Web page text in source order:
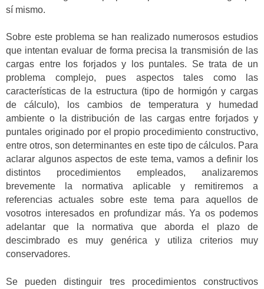
sí mismo.
Sobre este problema se han realizado numerosos estudios
que intentan evaluar de forma precisa la transmisión de las
cargas entre los forjados y los puntales. Se trata de un
problema complejo, pues aspectos tales como las
características de la estructura (tipo de hormigón y cargas
de cálculo), los cambios de temperatura y humedad
ambiente o la distribución de las cargas entre forjados y
puntales originado por el propio procedimiento constructivo,
entre otros, son determinantes en este tipo de cálculos. Para
aclarar algunos aspectos de este tema, vamos a definir los
distintos procedimientos empleados, analizaremos
brevemente la normativa aplicable y remitiremos a
referencias actuales sobre este tema para aquellos de
vosotros interesados en profundizar más. Ya os podemos
adelantar que la normativa que aborda el plazo de
descimbrado es muy genérica y utiliza criterios muy
conservadores.
Se pueden distinguir tres procedimientos constructivos